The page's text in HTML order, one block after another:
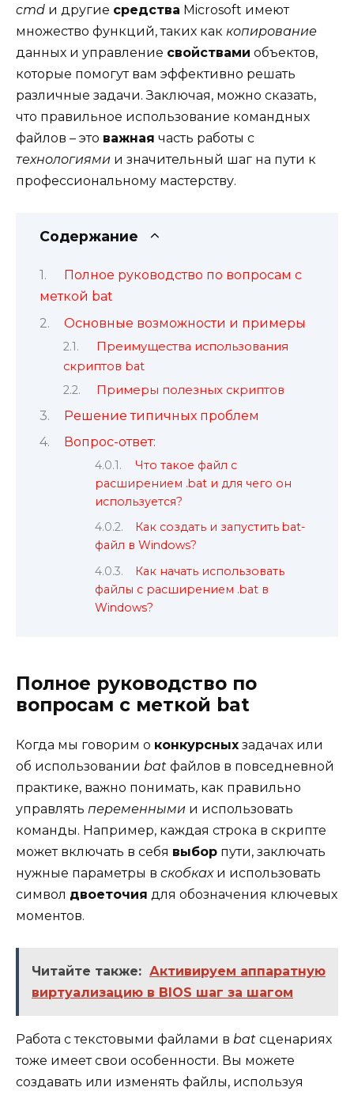
cmd и другие средства Microsoft имеют
множество функций, таких как копирование
данных и управление свойствами объектов,
которые помогут вам эффективно решать
различные задачи. Заключая, можно сказать,
что правильное использование командных
файлов – это важная часть работы с
технологиями и значительный шаг на пути к
профессиональному мастерству.
Содержание
Полное руководство по вопросам с
меткой bat
Основные возможности и примеры
Преимущества использования
скриптов bat
Примеры полезных скриптов
Решение типичных проблем
Вопрос-ответ:
Что такое файл с
расширением .bat и для чего он
используется?
Как создать и запустить bat-
файл в Windows?
Как начать использовать
файлы с расширением .bat в
Windows?
Полное руководство по
вопросам с меткой bat
Когда мы говорим о конкурсных задачах или
об использовании bat файлов в повседневной
практике, важно понимать, как правильно
управлять переменными и использовать
команды. Например, каждая строка в скрипте
может включать в себя выбор пути, заключать
нужные параметры в скобкахи использовать
символ двоеточия для обозначения ключевых
моментов.
Читайте также: Активируем аппаратную
виртуализацию в BIOS шаг за шагом
Работа с текстовыми файлами в bat сценариях
тоже имеет свои особенности. Вы можете
создавать или изменять файлы, используя